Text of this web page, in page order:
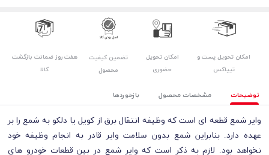
امکان تحویل پست و
تیپاکس
امکان تحویل
حضوری
تضمین کیفیت
محصول
هفت روز ضمانت بازگشت
کالا
توضیحات مشخصات محصول بازخوردها
وایر شمع قطعه‌ ای است که وظیفه‌ انتقال برق از کویل یا دلکو به شمع را بر
عهده دارد. بنابراین شمع بدون سلامت وایر قادر به انجام وظیفه‌ خود
نخواهد بود. لازم به ذکر است که وایر شمع در بین قطعات خودرو های